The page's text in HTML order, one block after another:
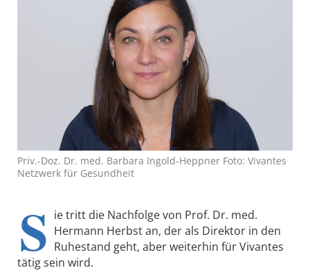
Priv.-Doz. Dr. med. Barbara Ingold-Heppner Foto: Vivantes
Netzwerk für Gesundheit
S ie tritt die Nachfolge von Prof. Dr. med.
Hermann Herbst an, der als Direktor in den
Ruhestand geht, aber weiterhin für Vivantes
tätig sein wird.